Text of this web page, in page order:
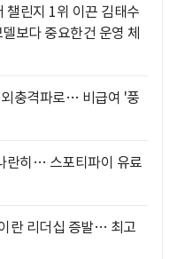
챌린지 1위 이끈 김태수
보다 중요한건 운영 체
충격파로… 비급여 '풍
란히… 스포티파이 유료
란 리더십 증발… 최고